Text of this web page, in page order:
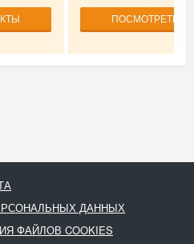
ПОСМОТРЕТЬ
ДАННЫХ
ФАЙЛОВ COOKIES